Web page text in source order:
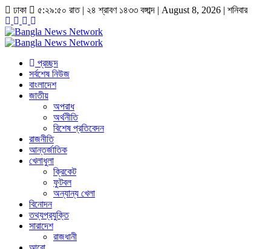
ঢাকা ৫:২৯:৫১ রাত| ২৪ শ্রাবণ ১৪৩৩ বঙ্গাব্দ | August 8, 2026| শনিবার
প্রচ্ছদ
সর্বশেষ নিউজ
বাংলাদেশ
জাতীয়
অপরাধ
অর্থনীতি
বিশেষ প্রতিবেদন
রাজনীতি
আন্তর্জাতিক
খেলাধুলা
ক্রিকেট
ফুটবল
অন্যান্য খেলা
বিনোদন
তথ্যপ্রযুক্তি
সারাদেশ
রাজধানী